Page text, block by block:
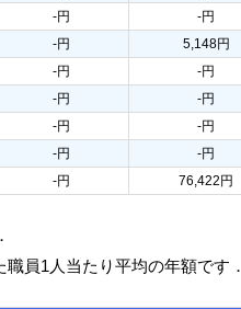
-円
-円
-円
5,148円
-円
-円
-円
-円
-円
-円
-円
-円
-円 76,422円
員1人当たり平均の年額です．